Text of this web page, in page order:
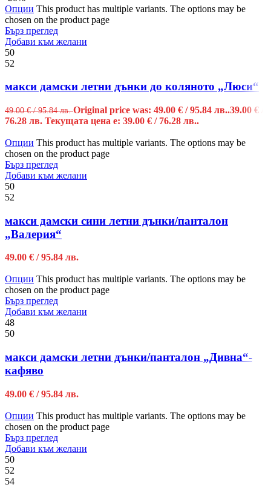
Опции This product has multiple variants. The options may be
chosen on the product page
Бърз преглед
Добави към желани
50
52
макси дамски летни дънки до коляното „Люси“
49.00€/ 95.84 лв.Original price was: 49.00 € / 95.84 лв..39.00 €
76.28 лв. Текущата цена е: 39.00 € / 76.28 лв..
Опции This product has multiple variants. The options may be
chosen on the product page
Бърз преглед
Добави към желани
50
52
макси дамски сини летни дънки/панталон
„Валерия“
49.00 € / 95.84 лв.
Опции This product has multiple variants. The options may be
chosen on the product page
Бърз преглед
Добави към желани
48
50
макси дамски летни дънки/панталон „Дивна“-
кафяво
49.00 € / 95.84 лв.
Опции This product has multiple variants. The options may be
chosen on the product page
Бърз преглед
Добави към желани
50
52
54